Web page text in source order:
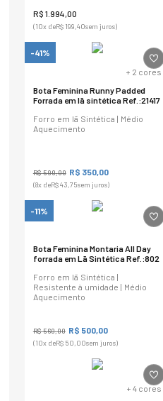
R$ 1 994,00
(10x deR$ 199,40sem juros)
-41%
+ 2 cores
Bota Feminina Runny Padded
Forrada em lã sintética Ref.:21417
Forro em lã Sintética | Médio
Aquecimento
R$590,00 R$ 350,00
(8x deR$43,75sem juros)
-11%
Bota Feminina Montaria All Day
forrada em Lã Sintética Ref.:802
Forro em lã Sintética |
Resistente à umidade | Médio
Aquecimento
R$560,00 R$ 500,00
(10x deR$ 50,00sem juros)
+ 4 cores